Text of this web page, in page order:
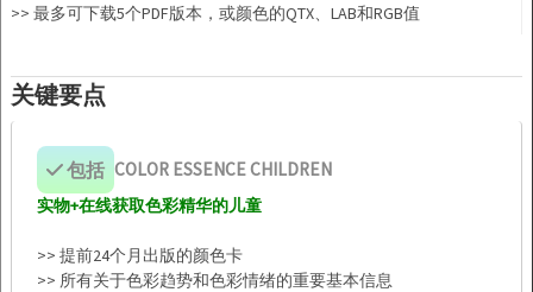
>> 最多可下载5个PDF版本，或颜色的QTX、LAB和RGB值
关键要点
包括 COLOR ESSENCE CHILDREN
实物+在线获取色彩精华的儿童
>> 提前24个月出版的颜色卡
>> 所有关于色彩趋势和色彩情绪的重要基本信息